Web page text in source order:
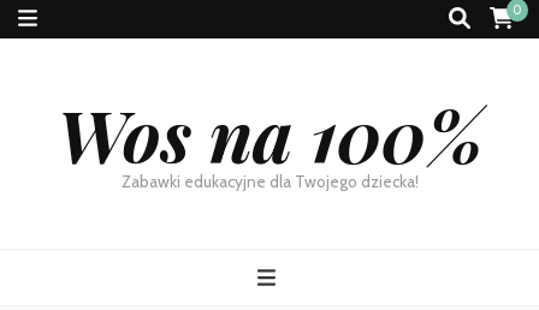
0
Wos na 100%
Zabawki edukacyjne dla Twojego dziecka!